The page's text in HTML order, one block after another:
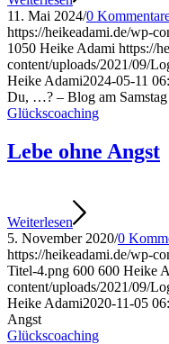
11. Mai 2024/0
https://heikeadami.de/wp-
1050 Heike Adami https://
content/uploads/2021/09/
Heike Adami2024-05-11
Du, …? – Blog am Samstag
Glückscoaching
Lebe ohne Angst
Weiterlesen
5. November 2020/0
https://heikeadami.de/wp-
Titel-4.png 600 600 Heike
content/uploads/2021/09/
Heike Adami2020-11-05
Angst
Glückscoaching